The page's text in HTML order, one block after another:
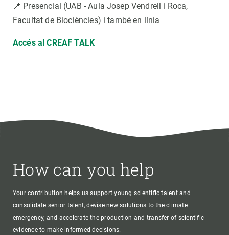
📍 Presencial (UAB - Aula Josep Vendrell i Roca,
Facultat de Biociències) i també en línia
Accés al CREAF TALK
How can you help
Your contribution helps us support young scientific talent and
consolidate senior talent, devise new solutions to the climate
emergency, and accelerate the production and transfer of scientific
evidence to make informed decisions.